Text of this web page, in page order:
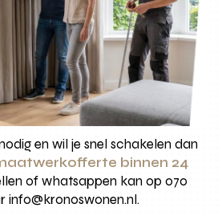
en wil je snel schakelen dan
binnen 24
of whatsappen kan op 070
info@kronoswonen.nl.